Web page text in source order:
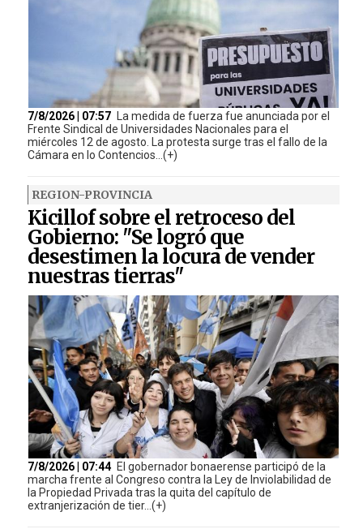
7/8/2026 | 07:57
La medida de fuerza fue anunciada por el
Frente Sindical de Universidades Nacionales para el
miércoles 12 de agosto. La protesta surge tras el fallo de la
Cámara en lo Contencios...(+)
REGION-PROVINCIA
Kicillof sobre el retroceso del
Gobierno: "Se logró que
desestimen la locura de vender
nuestras tierras"
7/8/2026 | 07:44 El gobernador bonaerense participó de la
marcha frente al Congreso contra la Ley de Inviolabilidad de
la Propiedad Privada tras la quita del capítulo de
extranjerización de tier...(+)